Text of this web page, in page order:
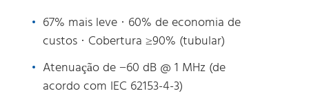
67% mais leve · 60% de economia de
custos · Cobertura ≥90% (tubular)
Atenuação de −60 dB @ 1 MHz (de
acordo com IEC 62153-4-3)